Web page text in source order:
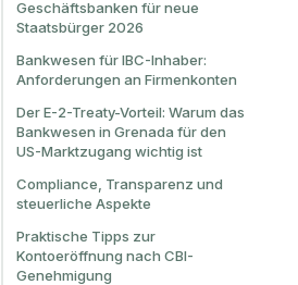
Geschäftsbanken für neue
Staatsbürger 2026
Bankwesen für IBC-Inhaber:
Anforderungen an Firmenkonten
Der E-2-Treaty-Vorteil: Warum das
Bankwesen in Grenada für den
US-Marktzugang wichtig ist
Compliance, Transparenz und
steuerliche Aspekte
Praktische Tipps zur
Kontoeröffnung nach CBI-
Genehmigung